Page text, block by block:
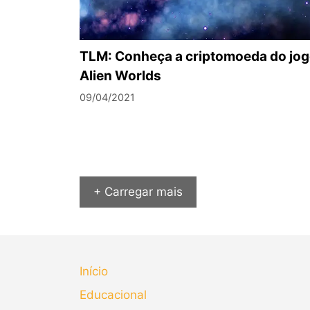
TLM: Conheça a criptomoeda do
Alien Worlds
09/04/2021
+ Carregar mais
Início
Educacional